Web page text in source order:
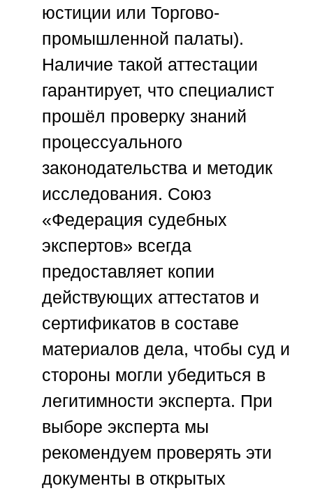
юстиции или Торгово-
промышленной палаты).
Наличие такой аттестации
гарантирует, что специалист
прошёл проверку знаний
процессуального
законодательства и методик
исследования. Союз
«Федерация судебных
экспертов» всегда
предоставляет копии
действующих аттестатов и
сертификатов в составе
материалов дела, чтобы суд и
стороны могли убедиться в
легитимности эксперта. При
выборе эксперта мы
рекомендуем проверять эти
документы в открытых